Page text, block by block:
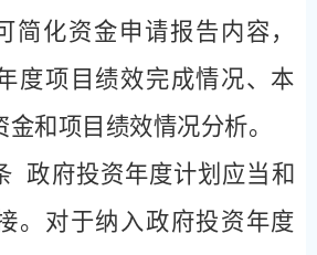
简化资金申请报告内容，
度项目绩效完成情况、本
和项目绩效情况分析。
政府投资年度计划应当和
。对于纳入政府投资年度